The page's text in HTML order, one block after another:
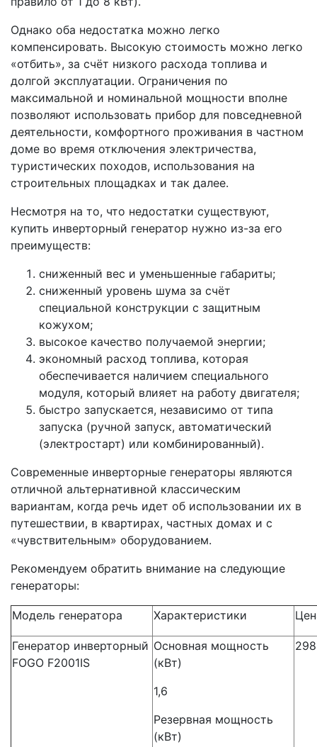
Однако оба недостатка можно легко
компенсировать. Высокую стоимость можно легко
«отбить», за счёт низкого расхода топлива и
долгой эксплуатации. Ограничения по
максимальной и номинальной мощности вполне
позволяют использовать прибор для повседневной
деятельности, комфортного проживания в частном
доме во время отключения электричества,
туристических походов, использования на
строительных площадках и так далее.
Несмотря на то, что недостатки существуют,
купить инверторный генератор нужно из-за его
преимуществ:
сниженный вес и уменьшенные габариты;
сниженный уровень шума за счёт
специальной конструкции с защитным
кожухом;
высокое качество получаемой энергии;
экономный расход топлива, которая
обеспечивается наличием специального
модуля, который влияет на работу двигателя;
быстро запускается, независимо от типа
запуска (ручной запуск, автоматический
(электростарт) или комбинированный).
Современные инверторные генераторы являются
отличной альтернативной классическим
вариантам, когда речь идет об использовании их в
путешествии, в квартирах, частных домах и с
«чувствительным» оборудованием.
Рекомендуем обратить внимание на следующие
генераторы:
Модель генератора Характеристики
Генератор инверторный
FOGO F2001IS
Основная мощность
(кВт)
1,6
Резервная мощность
(кВт)